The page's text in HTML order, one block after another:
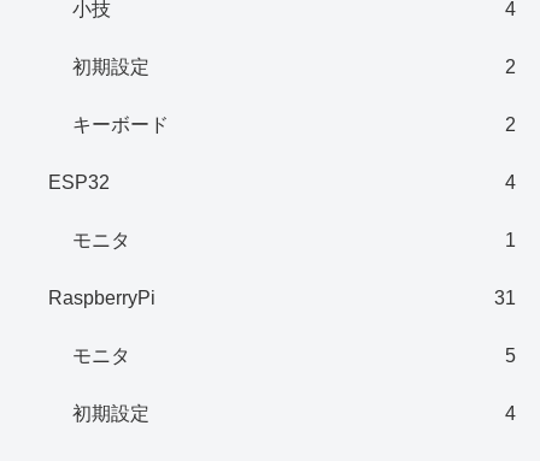
小技 4
初期設定 2
キーボード 2
ESP32 4
モニタ 1
RaspberryPi 31
モニタ 5
初期設定 4